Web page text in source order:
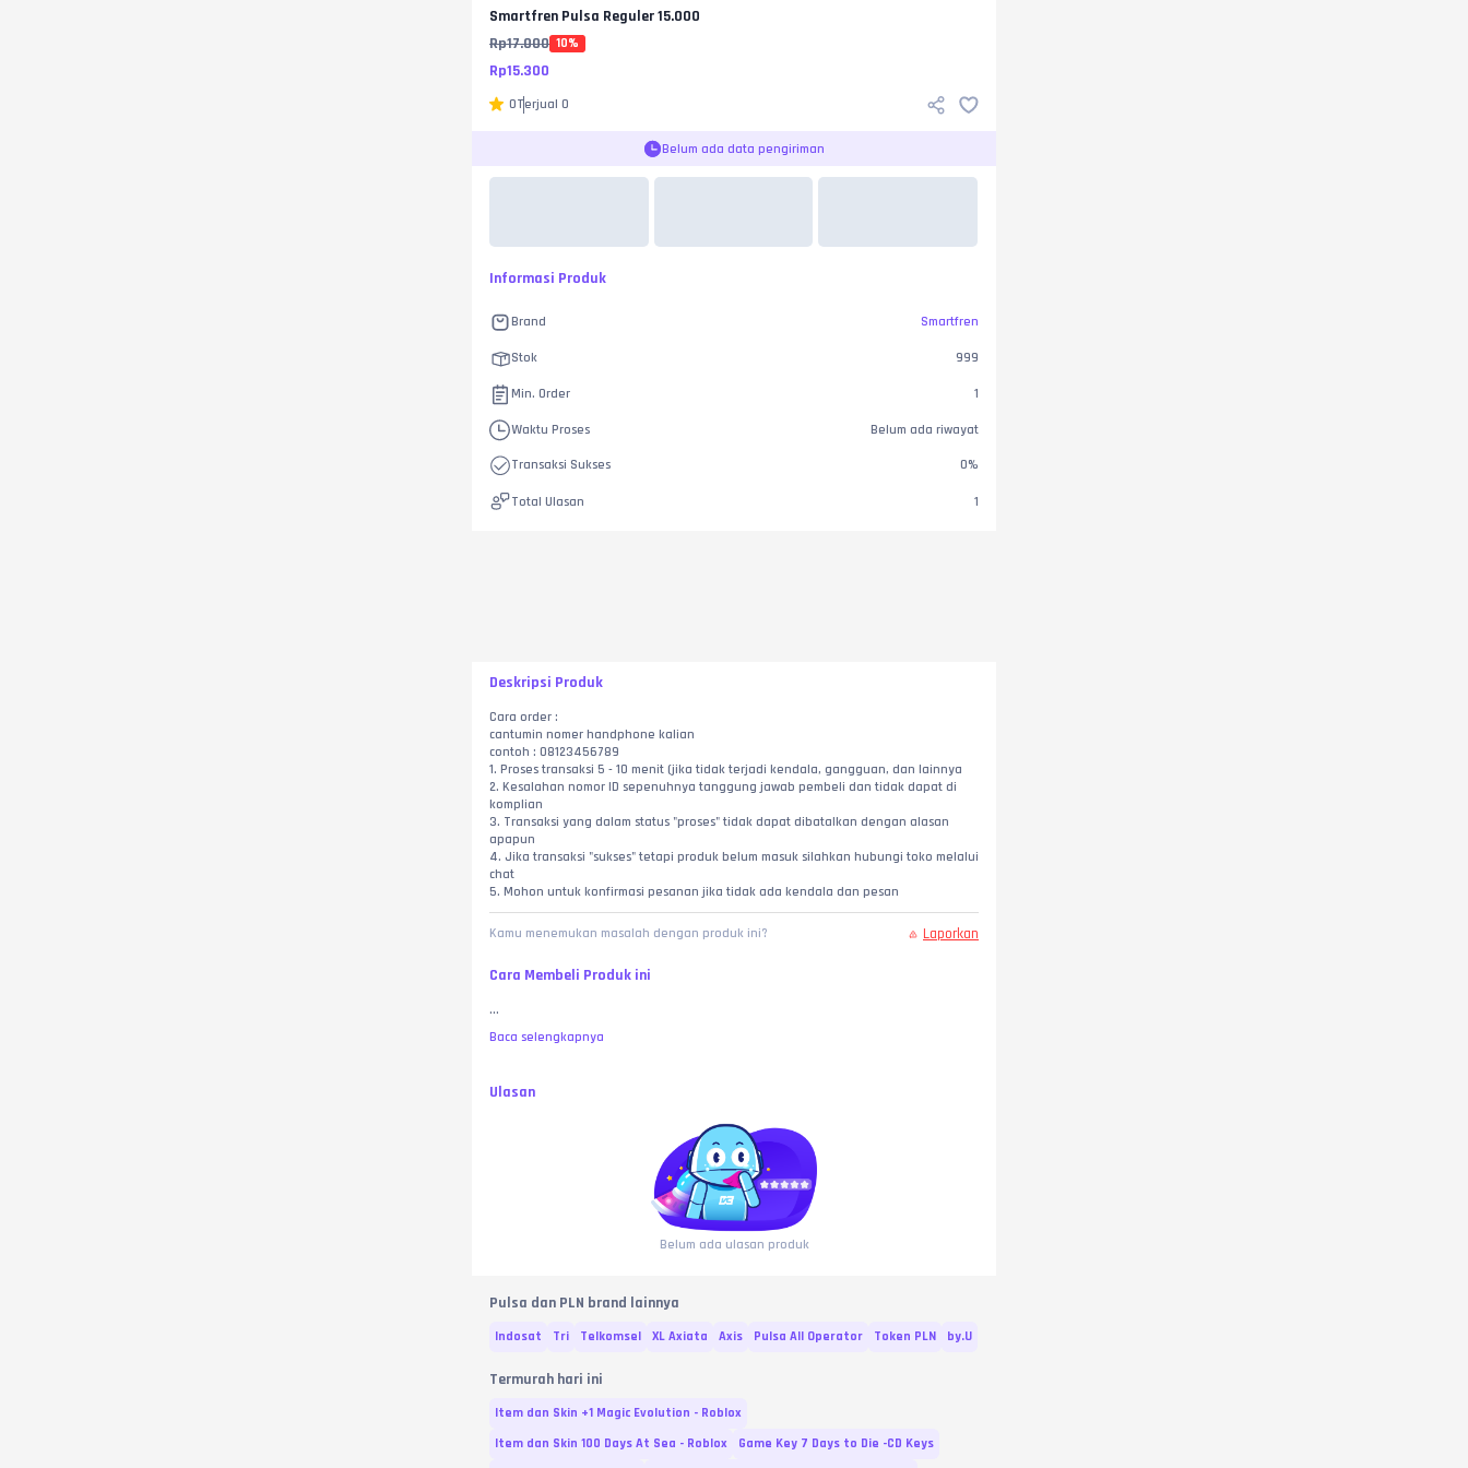
Smartfren Pulsa Reguler 15.000
Rp17.000 10%
Rp15.300
0Terjual 0
Belum ada data pengiriman
Informasi Produk
Brand Smartfren
Stok 999
Min. Order 1
Waktu Proses Belum ada riwayat
Transaksi Sukses 0%
Total Ulasan 1
Deskripsi Produk
Cara order :
cantumin nomer handphone kalian
contoh : 08123456789
1. Proses transaksi 5 - 10 menit (jika tidak terjadi kendala, gangguan, dan lainnya
2. Kesalahan nomor ID sepenuhnya tanggung jawab pembeli dan tidak dapat di
komplian
3. Transaksi yang dalam status "proses" tidak dapat dibatalkan dengan alasan
apapun
4. Jika transaksi "sukses" tetapi produk belum masuk silahkan hubungi toko melalui
chat
5. Mohon untuk konfirmasi pesanan jika tidak ada kendala dan pesan
Kamu menemukan masalah dengan produk ini? Laporkan
Cara Membeli Produk ini
...
Baca selengkapnya
Ulasan
Belum ada ulasan produk
Pulsa dan PLN brand lainnya
Indosat Tri Telkomsel XL Axiata Axis Pulsa All Operator Token PLN by.U
Termurah hari ini
Item dan Skin +1 Magic Evolution - Roblox
Item dan Skin 100 Days At Sea - Roblox
Game Key 7 Days to Die -CD Keys